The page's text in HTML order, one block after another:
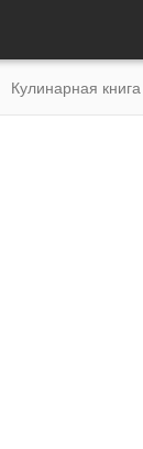
Кулинарная книга